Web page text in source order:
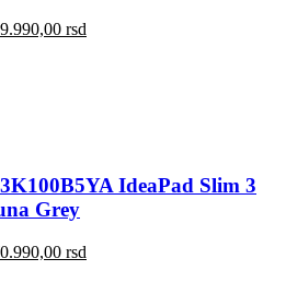
rsd
IdeaPad Slim 3
Grey
rsd